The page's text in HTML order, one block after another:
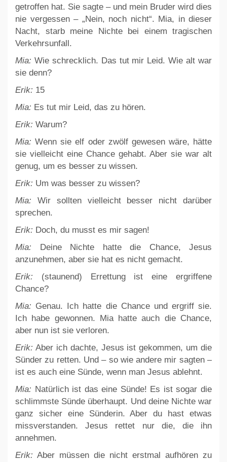
getroffen hat. Sie sagte – und mein Bruder wird dies
nie vergessen – „Nein, noch nicht“. Mia, in dieser
Nacht, starb meine Nichte bei einem tragischen
Verkehrsunfall.
Mia: Wie schrecklich. Das tut mir Leid. Wie alt war
sie denn?
Erik: 15
Mia: Es tut mir Leid, das zu hören.
Erik: Warum?
Mia: Wenn sie elf oder zwölf gewesen wäre, hätte
sie vielleicht eine Chance gehabt. Aber sie war alt
genug, um es besser zu wissen.
Erik: Um was besser zu wissen?
Mia:
Wir sollten vielleicht besser nicht darüber
sprechen.
Erik: Doch, du musst es mir sagen!
Mia:
Deine Nichte hatte die Chance, Jesus
anzunehmen, aber sie hat es nicht gemacht.
Erik: (staunend) Errettung ist eine ergriffene
Chance?
Mia: Genau. Ich hatte die Chance und ergriff sie.
Ich habe gewonnen. Mia hatte auch die Chance,
aber nun ist sie verloren.
Erik: Aber ich dachte, Jesus ist gekommen, um die
Sünder zu retten. Und – so wie andere mir sagten –
ist es auch eine Sünde, wenn man Jesus ablehnt.
Mia: Natürlich ist das eine Sünde! Es ist sogar die
schlimmste Sünde überhaupt. Und deine Nichte war
ganz sicher eine Sünderin. Aber du hast etwas
missverstanden. Jesus rettet nur die, die ihn
annehmen.
Erik: Aber müssen die nicht erstmal aufhören zu